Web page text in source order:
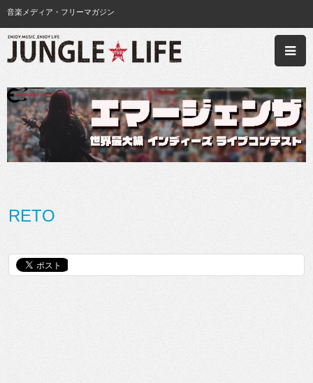
音楽メディア・フリーマガジン
RETO